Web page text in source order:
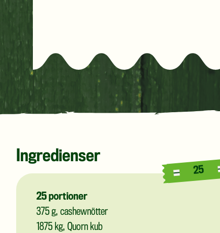
Ingredienser
25
25portioner
375 g, cashewnötter
1875 kg, Quorn kub